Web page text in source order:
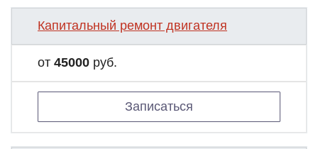
Капитальный ремонт двигателя
от 45000 руб.
Записаться